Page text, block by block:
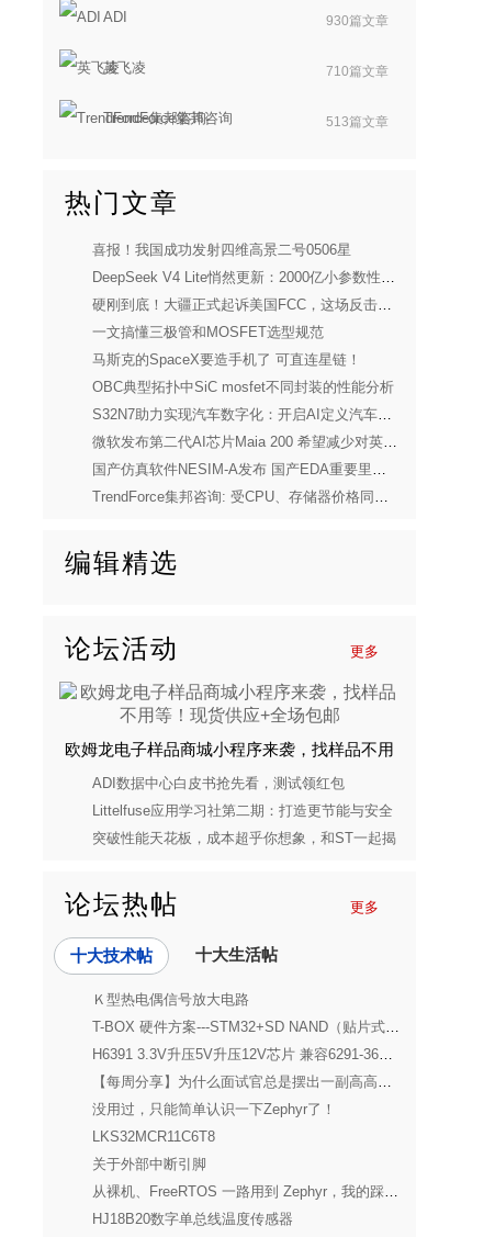
ADI 930篇文章
英飞凌 710篇文章
TrendForce集邦咨询 513篇文章
热门文章
喜报！我国成功发射四维高景二号0506星
DeepSeek V4 Lite悄然更新：2000亿小参数性能逼近美国顶流
硬刚到底！大疆正式起诉美国FCC，这场反击太解气
一文搞懂三极管和MOSFET选型规范
马斯克的SpaceX要造手机了 可直连星链！
OBC典型拓扑中SiC mosfet不同封装的性能分析
S32N7助力实现汽车数字化：开启AI定义汽车新时代
微软发布第二代AI芯片Maia 200 希望减少对英伟达依赖
国产仿真软件NESIM-A发布 国产EDA重要里程碑
TrendForce集邦咨询: 受CPU、存储器价格同步上涨压力，预估2026年第一季度笔电出货量将季减14.8%
编辑精选
更多
论坛活动
欧姆龙电子样品商城小程序来袭，找样品不用
等！现货供应+全场包邮
ADI数据中心白皮书抢先看，测试领红包
Littelfuse应用学习社第二期：打造更节能与安全
的消费电子电源解决方案
突破性能天花板，成本超乎你想象，和ST一起揭
更多
论坛热帖
十大技术帖 十大生活帖
Ｋ型热电偶信号放大电路
T-BOX 硬件方案---STM32+SD NAND（贴片式TF卡）搭配 在智能网联汽车快速发
H6391 3.3V升压5V升压12V芯片 兼容6291-3691 高性价比 方案成熟稳定 惠洋科
【每周分享】为什么面试官总是摆出一副高高在上的姿态？
没用过，只能简单认识一下Zephyr了！
LKS32MCR11C6T8
关于外部中断引脚
从裸机、FreeRTOS 一路用到 Zephyr，我的踩过的坑
HJ18B20数字单总线温度传感器